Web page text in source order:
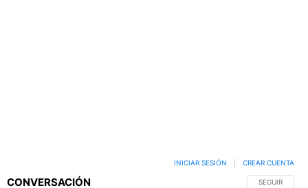
CONVERSACIÓN SIGA ESTA
SEGUIR
INICIAR SESIÓN CREAR CUENTA